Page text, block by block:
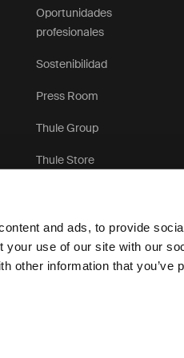
and ads, to provide
your use of our site with our
other information that you’ve
Oportunidades
profesionales
Sostenibilidad
Press Room
Thule Group
Thule Store